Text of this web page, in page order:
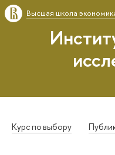
Высшая школа
Курс по выбору